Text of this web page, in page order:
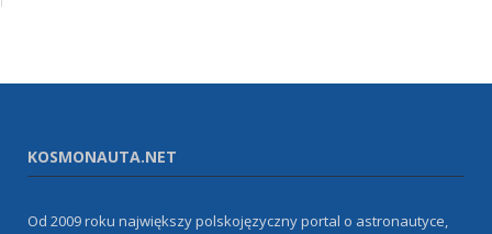
KOSMONAUTA.NET
Od 2009 roku największy polskojęzyczny portal o astronautyce,